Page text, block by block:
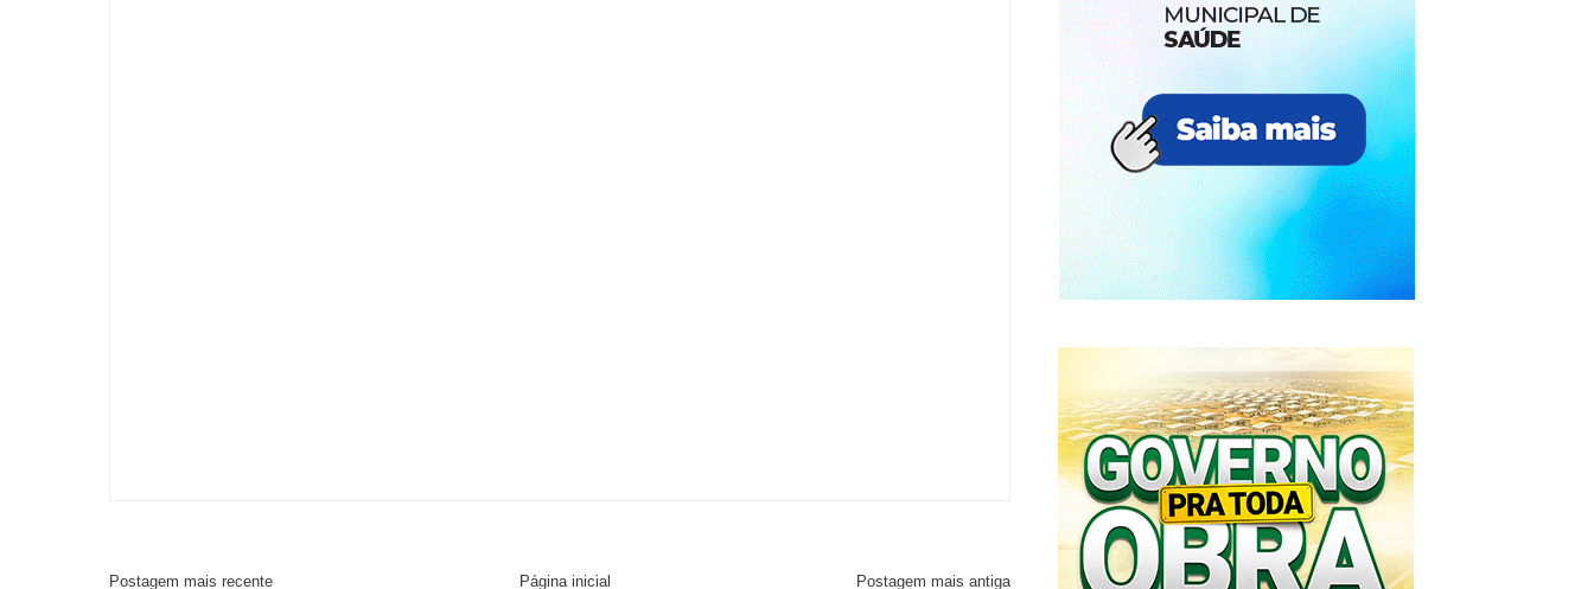
Postagem mais recente Postagem mais antiga
Página inicial